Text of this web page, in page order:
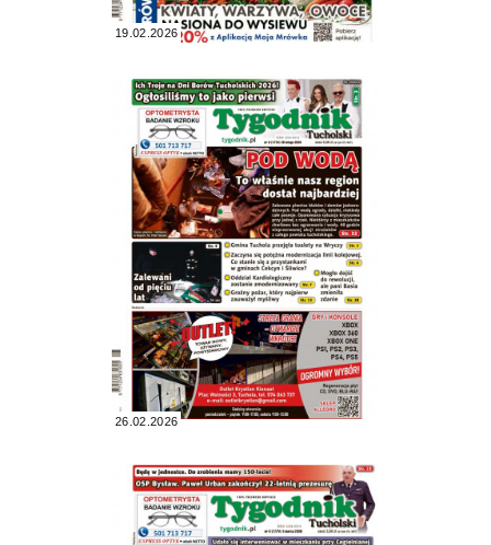
19.02.2026
26.02.2026